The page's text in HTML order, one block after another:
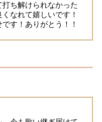
ち解けられなかった
なれて嬉しいです！
す！ありがとう！！